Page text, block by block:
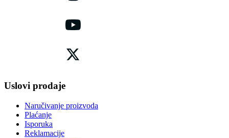
Uslovi prodaje
Naručivanje proizvoda
Plaćanje
Isporuka
Reklamacije